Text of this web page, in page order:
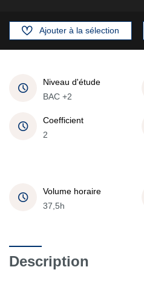
Ajouter à la sélection
Niveau d'étude
BAC +2
Coefficient
2
Volume horaire
37,5h
Description